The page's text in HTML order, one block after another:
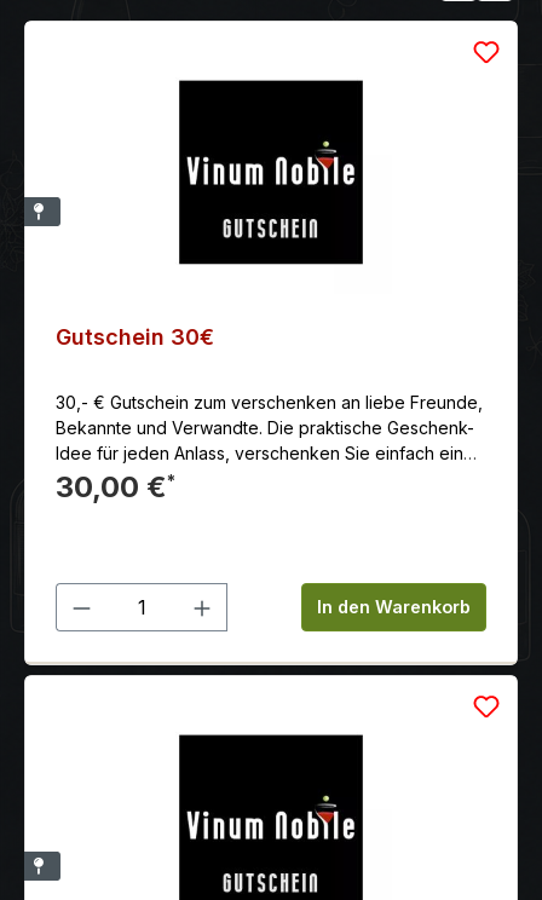
Gutschein 30€
30,- € Gutschein zum verschenken an liebe Freunde,
Bekannte und Verwandte. Die praktische Geschenk-
Idee für jeden Anlass, verschenken Sie einfach einen
Gutschein.Ob Geburtstag, Weihnachten, Einladung,
Einzug oder Jubiläum, ein Einkaufsgutschein ist immer
Warenkorb und/oder persönlich im Ladengeschäft.
30,00 €*
Produkt Anzahl: Gib denIn den Warenkorb